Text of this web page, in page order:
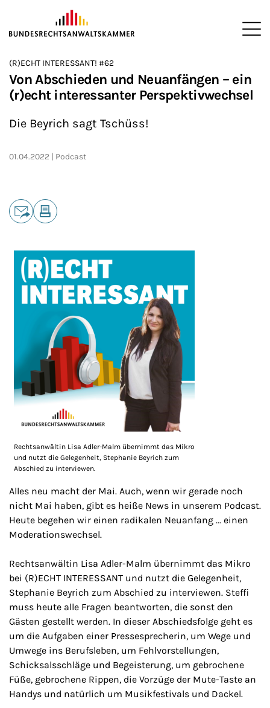
ZUM HAUPTINHALT SPRINGEN
Sie befinden sich hier:
>
Startseite
>
Newsroom
>
Podcasts
(R)ECHT INTERESSANT! #62
Von Abschieden und Neuanfängen – ein
(r)echt interessanter Perspektivwechsel
Die Beyrich sagt Tschüss!
01.04.2022 Podcast
Teilen
Rechtsanwältin Lisa Adler-Malm übernimmt das Mikro
und nutzt die Gelegenheit, Stephanie Beyrich zum
Abschied zu interviewen.
Alles neu macht der Mai. Auch, wenn wir gerade noch
nicht Mai haben, gibt es heiße News in unserem Podcast.
Heute begehen wir einen radikalen Neuanfang ... einen
Moderationswechsel.
Rechtsanwältin Lisa Adler-Malm übernimmt das Mikro
bei (R)ECHT INTERESSANT und nutzt die Gelegenheit,
Stephanie Beyrich zum Abschied zu interviewen. Steffi
muss heute alle Fragen beantworten, die sonst den
Gästen gestellt werden. In dieser Abschiedsfolge geht es
um die Aufgaben einer Pressesprecherin, um Wege und
Umwege ins Berufsleben, um Fehlvorstellungen,
Schicksalsschläge und Begeisterung, um gebrochene
Füße, gebrochene Rippen, die Vorzüge der Mute-Taste an
Handys und natürlich um Musikfestivals und Dackel.